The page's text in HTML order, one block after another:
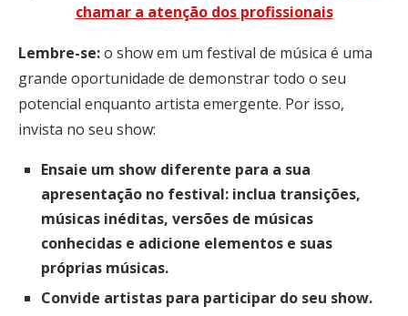
chamar a atenção dos profissionais
Lembre-se:o show em um festival de música é uma
grande oportunidade de demonstrar todo o seu
potencial enquanto artista emergente. Por isso,
invista no seu show:
Ensaie um show diferente para a sua
apresentação no festival: inclua transições,
músicas inéditas, versões de músicas
conhecidas e adicione elementos e suas
próprias músicas.
Convide artistas para participar do seu show.